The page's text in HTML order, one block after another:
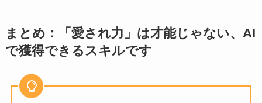
まとめ：「愛され力」は才能じゃない、AI
で獲得できるスキルです